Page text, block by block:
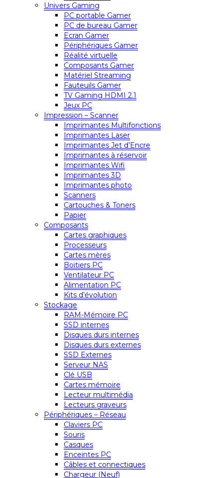
Univers Gaming
PC portable Gamer
PC de bureau Gamer
Ecran Gamer
Périphériques Gamer
Réalité virtuelle
Composants Gamer
Matériel Streaming
Fauteuils Gamer
TV Gaming HDMI 2.1
Jeux PC
Impression – Scanner
Imprimantes Multifonctions
Imprimantes Laser
Imprimantes Jet d’Encre
Imprimantes à réservoir
Imprimantes Wifi
Imprimantes 3D
Imprimantes photo
Scanners
Cartouches & Toners
Papier
Composants
Cartes graphiques
Processeurs
Cartes mères
Boitiers PC
Ventilateur PC
Alimentation PC
Kits d’évolution
Stockage
RAM-Mémoire PC
SSD internes
Disques durs internes
Disques durs externes
SSD Externes
Serveur NAS
Clé USB
Cartes mémoire
Lecteur multimédia
Lecteurs graveurs
Périphériques – Réseau
Claviers PC
Souris
Casques
Enceintes PC
Câbles et connectiques
Chargeur (Neuf)